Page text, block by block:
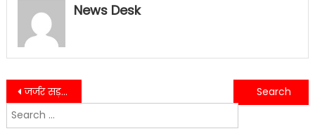
News Desk
Post
navigation
जर्जर सड़क से परेशान ग्रामीण सड़कों पर उतरे, पूर्व विधायक ठुकराल भी पहुंचे……
रुद्रपुर में गैस संकट पर हंगामा, ठुकराल ने सेल्स ऑफिसर से की तीखी नोकझोंक…….
Search
for: